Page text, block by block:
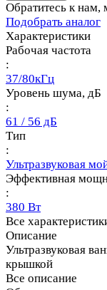
Обратитесь к
Подобрать аналог
Характеристики
Рабочая частота
:
37/80кГц
Уровень шума, дБ
:
61 / 56 дБ
Тип
:
Ультразвуковая
Эффективная
:
380 Вт
Все
Описание
Ультразвуковая
крышкой
Все описание